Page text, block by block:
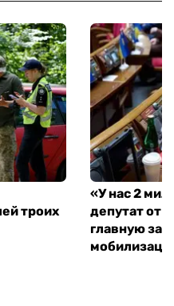
троих
«У нас 2
депутат от
главную